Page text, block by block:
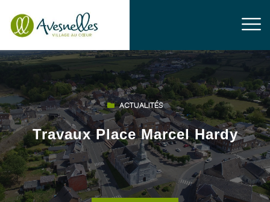
ACTUALITÉS
Travaux Place Marcel Hardy